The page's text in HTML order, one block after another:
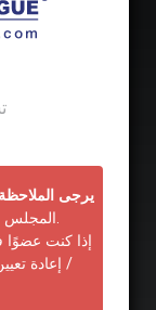
يرجى
إذا كنت
/ إعادة